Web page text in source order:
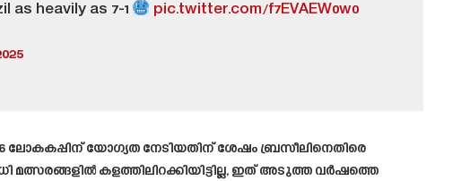
as heavily as 7-1 pic.twitter.com/f7EVAEW0w0
യോഗ്യത നേടിയതിന് ശേഷം ബ്രസീലിനെതിരെ
കളത്തിലിറക്കിയിട്ടില്ല, ഇത് അടുത്ത വർഷത്തെ